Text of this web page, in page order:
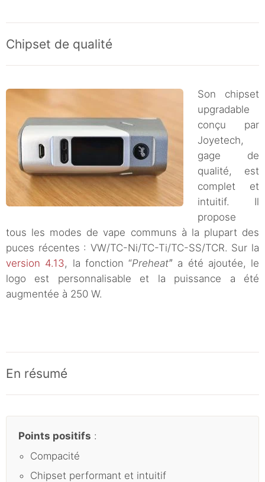
Chipset de qualité
Son chipset
upgradable
conçu par
Joyetech,
gage de
qualité, est
complet et
intuitif. Il
propose
tous les modes de vape communs à la plupart des
puces récentes : VW/TC-Ni/TC-Ti/TC-SS/TCR. Sur la
version 4.13, la fonction “Preheatˮ a été ajoutée, le
logo est personnalisable et la puissance a été
augmentée à 250 W.
En résumé
Points positifs :
Compacité
Chipset performant et intuitif